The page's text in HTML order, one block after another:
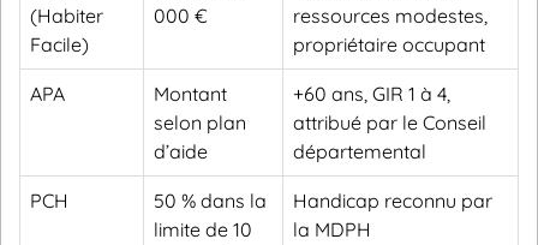
(Habiter
Facile)
000 €
ressources modestes,
propriétaire occupant
APA
Montant
selon plan
d’aide
+60 ans, GIR 1 à 4,
attribué par le Conseil
départemental
PCH
50 % dans la
limite de 10
Handicap reconnu par
la MDPH